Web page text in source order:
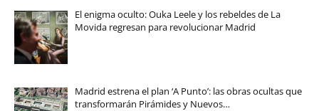
El enigma oculto: Ouka Leele y los rebeldes de La
Movida regresan para revolucionar Madrid
Madrid estrena el plan ‘A Punto’: las obras ocultas que
transformarán Pirámides y Nuevos…